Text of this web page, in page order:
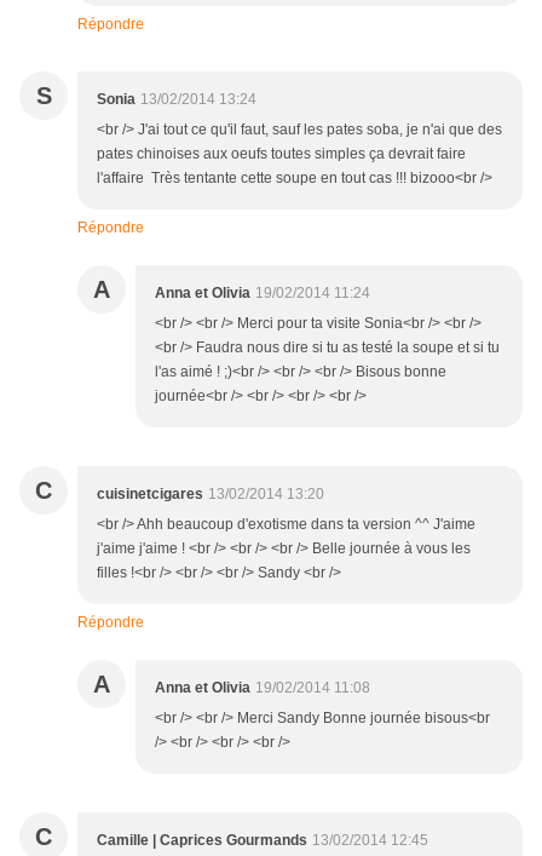
Répondre
S Sonia 13/02/2014 13:24
<br /> J'ai tout ce qu'il faut, sauf les pates soba, je n'ai que des
pates chinoises aux oeufs toutes simples ça devrait faire
l'affaire Très tentante cette soupe en tout cas !!! bizooo<br />
Répondre
A Anna et Olivia 19/02/2014 11:24
<br /> <br /> Merci pour ta visite Sonia<br /> <br />
<br /> Faudra nous dire si tu as testé la soupe et si tu
l'as aimé ! ;)<br /> <br /> <br /> Bisous bonne
journée<br /> <br /> <br /> <br />
C cuisinetcigares 13/02/2014 13:20
<br /> Ahh beaucoup d'exotisme dans ta version ^^ J'aime
j'aime j'aime ! <br /> <br /> <br /> Belle journée à vous les
filles !<br /> <br /> <br /> Sandy <br />
Répondre
A Anna et Olivia 19/02/2014 11:08
<br /> <br /> Merci Sandy Bonne journée bisous<br
/> <br /> <br /> <br />
C Camille | Caprices Gourmands 13/02/2014 12:45